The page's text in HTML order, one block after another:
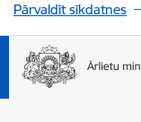
Pārvaldīt sīkdatnes